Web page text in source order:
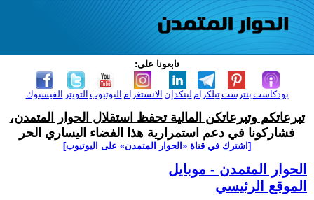
تابعونا على:
الفيسبوك التويتر اليوتيوب الانستغرام لينكدإن تيلكرامبنترست بودكاست
تبرعاتكم وتبرعاتكن المالية تحفظ استقلال الحوار المتمدن،
فشاركونا في دعم استمرارية هذا الفضاء اليساري الحر
[اشترك في قناة ‫«الحوار المتمدن» على اليوتيوب]
الحوار المتمدن - موبايل
الموقع الرئيسي